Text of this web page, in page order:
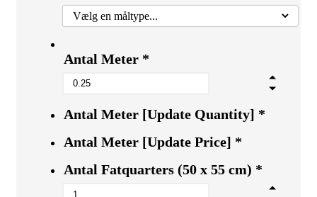
Antal Meter *
Antal Meter [Update Quantity] *
Antal Meter [Update Price] *
Antal Fatquarters (50 x 55 cm) *